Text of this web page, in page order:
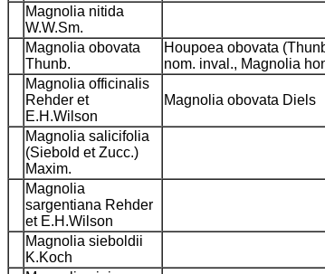
Magnolia nitida
W.W.Sm.
Magnolia obovata
Thunb.
Houpoea obovata
nom. inval., Magnolia
Magnolia officinalis
Rehder et
E.H.Wilson
Magnolia obovata Diels
Magnolia salicifolia
(Siebold et Zucc.)
Maxim.
Magnolia
sargentiana Rehder
et E.H.Wilson
Magnolia sieboldii
K.Koch